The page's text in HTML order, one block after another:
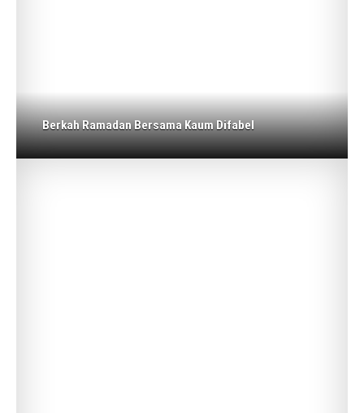
Berkah Ramadan Bersama Kaum Difabel